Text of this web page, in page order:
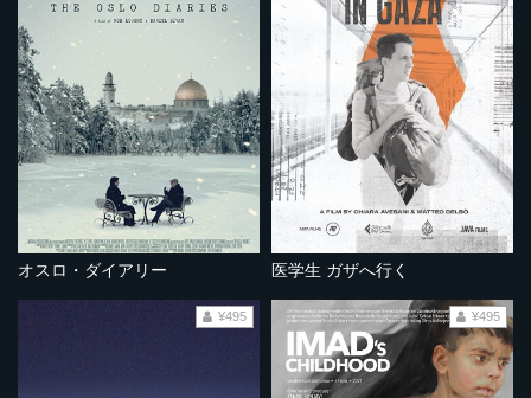
オスロ・ダイアリー 医学生 ガザへ行く
¥495 ¥495